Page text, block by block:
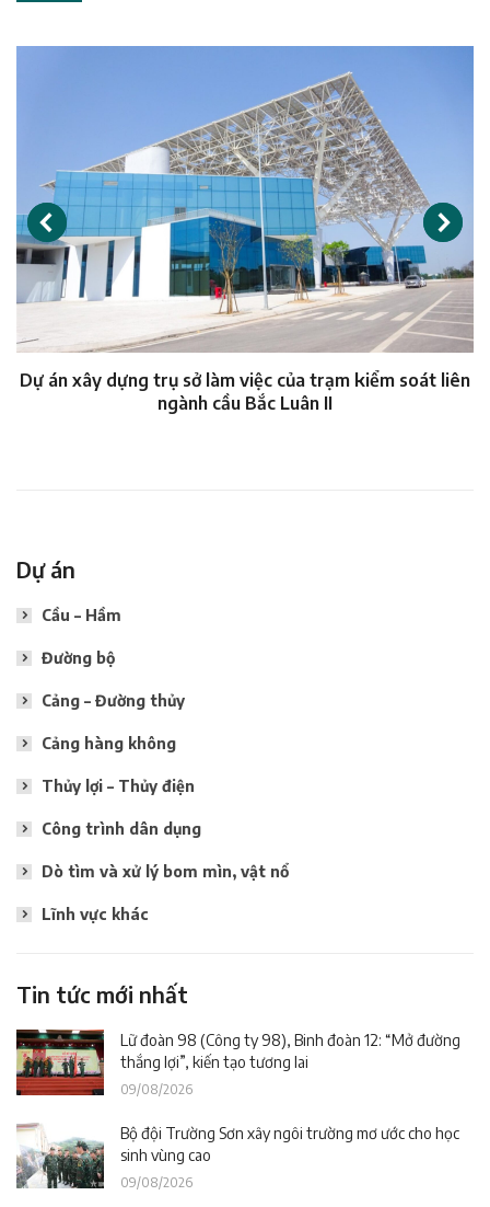
Dự án xây dựng trụ sở làm việc của trạm kiểm soát liên
ngành cầu Bắc Luân II
Dự án
Cầu – Hầm
Đường bộ
Cảng – Đường thủy
Cảng hàng không
Thủy lợi – Thủy điện
Công trình dân dụng
Dò tìm và xử lý bom mìn, vật nổ
Lĩnh vực khác
Tin tức mới nhất
Lữ đoàn 98 (Công ty 98), Binh đoàn 12: “Mở đường
thắng lợi”, kiến tạo tương lai
09/08/2026
Bộ đội Trường Sơn xây ngôi trường mơ ước cho học
sinh vùng cao
09/08/2026